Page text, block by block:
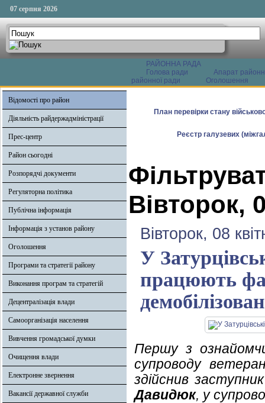
07 серпня 2026
РАЙОННА РАДА
Голова ради
Апарат
районної ради
Оголошення
Відомості про район
Діяльність райдержадміністрації
Прес-центр
Район сьогодні
Розпорядчі документи
Регуляторна політика
Публічна інформація
Інформація з установ району
Оголошення
Програми та стратегії району
Виконання програм та стратегій
Децентралізація влади
Самоорганізація населення
Вивчення громадської думки
Очищення влади
Електронне звернення
Вакансії державної служби
План перевірки стану
Реєстр галузевих
Вівторок,
Вівторок, 08
У
працюють
Першу з
супроводу
здійснив
Давидюк, у